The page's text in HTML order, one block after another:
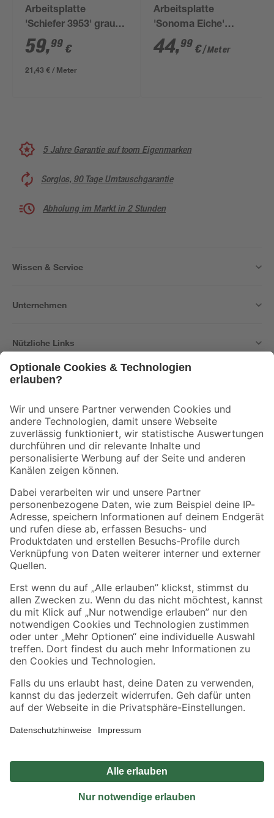
Arbeitsplatte
'Schiefer 3953' grau
2800 x 635 x 28 mm
59,99 €
21,43 € / Meter
Arbeitsplatte
'Sonoma Eiche'
eichefarben hell 4100
x 600 x 38 mm
44,99 €/ Meter
5 Jahre Garantie auf toom Eigenmarken
Sorglos, 90 Tage Umtauschgarantie
Abholung im Markt in 2 Stunden
Wissen & Service
Unternehmen
Nützliche Links
Der toom Newsletter: Keine Angebote und Aktionen mehr verpassen!
Zur Newsletter Anmeldung
Folge uns
Zahlungsarten Versandarten
Sicher einkaufen
Jetzt die toom-App herunterladen
Alle Preisangaben in EUR inkl. gesetzl. MwSt.. Die dargestellten Angebote sind unter
Umständen nicht in allen Märkten verfügbar. Die angegebenen Verfügbarkeiten beziehen
Produkte nur solange der Vorrat reicht.
*Paketversand ab 59 € versandkostenfrei, gilt nicht für Artikel mit Speditionsversand, hier
Privatsphäre Impressum
Nutzungsbedingungen
Widerrufsrecht
Vertrag widerrufen